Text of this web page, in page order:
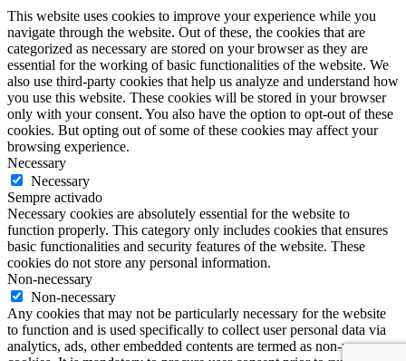
This website uses cookies to improve your experience while you
navigate through the website. Out of these, the cookies that are
categorized as necessary are stored on your browser as they are
essential for the working of basic functionalities of the website. We
also use third-party cookies that help us analyze and understand how
you use this website. These cookies will be stored in your browser
only with your consent. You also have the option to opt-out of these
cookies. But opting out of some of these cookies may affect your
browsing experience.
Necessary
Necessary
Sempre activado
Necessary cookies are absolutely essential for the website to
function properly. This category only includes cookies that ensures
basic functionalities and security features of the website. These
cookies do not store any personal information.
Non-necessary
Non-necessary
Any cookies that may not be particularly necessary for the website
to function and is used specifically to collect user personal data via
analytics, ads, other embedded contents are termed as non-necessary